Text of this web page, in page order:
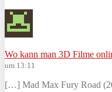
Wo kann man 3D Filme
um 13:11
[…] Mad Max Fury Road